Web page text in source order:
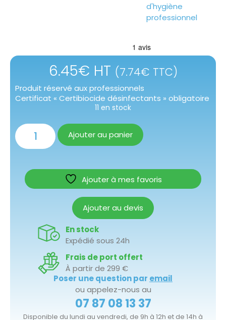
d'hygiène
professionnel
6.45€ HT (7.74€ TTC)
Produit réservé aux professionnels
Certificat « Certibiocide désinfectants » obligatoire
11 en stock
Ajouter au panier
Ajouter à mes favoris
Ajouter au devis
En stock
Expédié sous 24h
Frais de port offert
À partir de 299 €
Poser une question par email
ou appelez-nous au
07 87 08 13 37
Disponible du lundi au vendredi, de 9h à 12h et de 14h à